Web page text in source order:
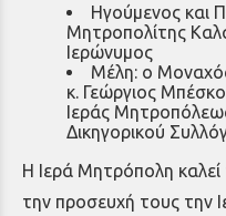
Ηγούμενος και
Μητροπολίτης
Ιερώνυμος
Μέλη: ο
κ. Γεώργιος
Ιεράς
Δικηγορικού
Η Ιερά Μητρόπολη
την προσευχή τους την